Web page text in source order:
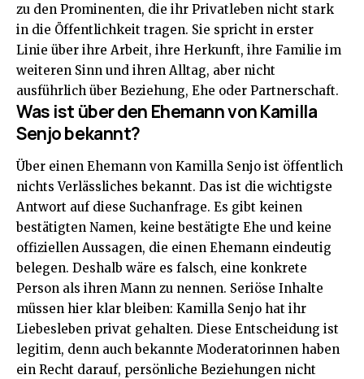
zu den Prominenten, die ihr Privatleben nicht stark
in die Öffentlichkeit tragen. Sie spricht in erster
Linie über ihre Arbeit, ihre Herkunft, ihre Familie im
weiteren Sinn und ihren Alltag, aber nicht
ausführlich über Beziehung, Ehe oder Partnerschaft.
Was ist über den Ehemann von Kamilla
Senjo bekannt?
Über einen Ehemann von Kamilla Senjo ist öffentlich
nichts Verlässliches bekannt. Das ist die wichtigste
Antwort auf diese Suchanfrage. Es gibt keinen
bestätigten Namen, keine bestätigte Ehe und keine
offiziellen Aussagen, die einen Ehemann eindeutig
belegen. Deshalb wäre es falsch, eine konkrete
Person als ihren Mann zu nennen. Seriöse Inhalte
müssen hier klar bleiben: Kamilla Senjo hat ihr
Liebesleben privat gehalten. Diese Entscheidung ist
legitim, denn auch bekannte Moderatorinnen haben
ein Recht darauf, persönliche Beziehungen nicht